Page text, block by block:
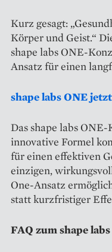
Kurz gesagt:
Körper und Geist.“
shape labs ONE-
Ansatz für einen
shape labs ONE
Das shape labs
innovative Formel
für einen effektiven
einzigen,
One-Ansatz
statt kurzfristiger
FAQ zum shape